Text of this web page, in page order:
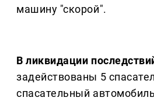
машину "скорой".
В ликвидации
задействованы 5
спасательный